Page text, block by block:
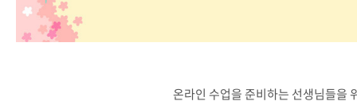
온라인 수업을 준비하는 선생님들을